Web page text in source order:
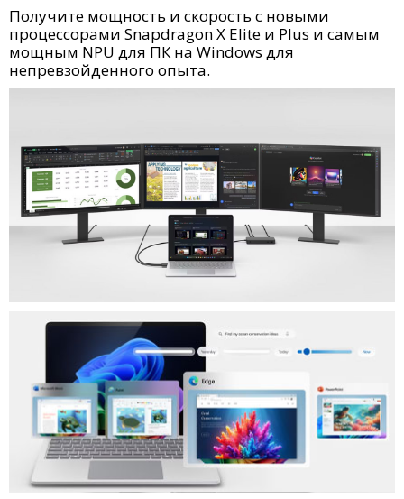
Получите мощность и скорость с новыми
процессорами Snapdragon X Elite и Plus и самым
мощным NPU для ПК на Windows для
непревзойденного опыта.